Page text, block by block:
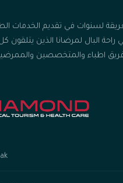
لسنوات في تقديم الخدمات
راحة البال لمرضانا الذين يتلقون
اطباء والمتخصصين